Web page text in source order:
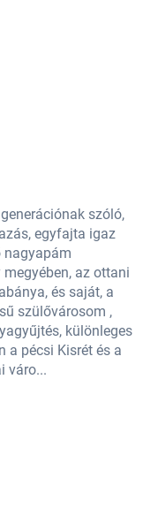
szóló,
egyfajta igaz
nagyapám
az ottani
és saját, a
szülővárosom ,
különleges
a pécsi Kisrét és a
váro...